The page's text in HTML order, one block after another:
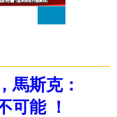
馬斯克：
可能 ！